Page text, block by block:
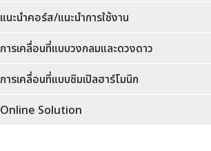
แนะนำคอร์ส/แนะนำการใช้งาน
การเคลื่อนที่แบบวงกลมและดวงดาว
การเคลื่อนที่แบบซิมเปิลฮาร์โมนิก
Online Solution